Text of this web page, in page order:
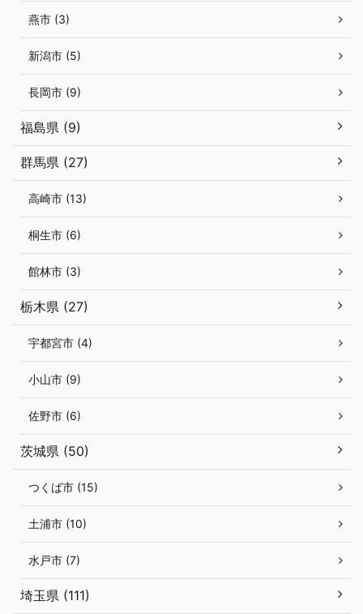
燕市 (3)
新潟市 (5)
長岡市 (9)
福島県 (9)
群馬県 (27)
高崎市 (13)
桐生市 (6)
館林市 (3)
栃木県 (27)
宇都宮市 (4)
小山市 (9)
佐野市 (6)
茨城県 (50)
つくば市 (15)
土浦市 (10)
水戸市 (7)
埼玉県 (111)